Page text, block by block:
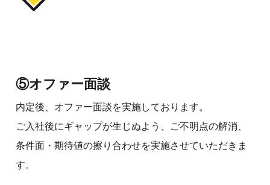
⑤オファー面談
内定後、オファー面談を実施しております。
ご入社後にギャップが生じぬよう、ご不明点の解消、
条件面・期待値の擦り合わせを実施させていただきま
す。